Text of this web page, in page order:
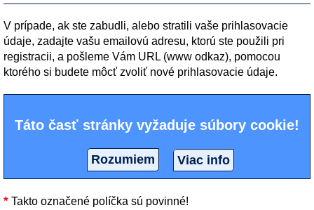
V prípade, ak ste zabudli, alebo stratili vaše prihlasovacie
údaje, zadajte vašu emailovú adresu, ktorú ste použili pri
registracii, a pošleme Vám URL (www odkaz), pomocou
ktorého si budete môcť zvoliť nové prihlasovacie údaje.
Táto časť stránky vyžaduje súbory cookie!
Rozumiem Viac info
* Takto označené políčka sú povinné!